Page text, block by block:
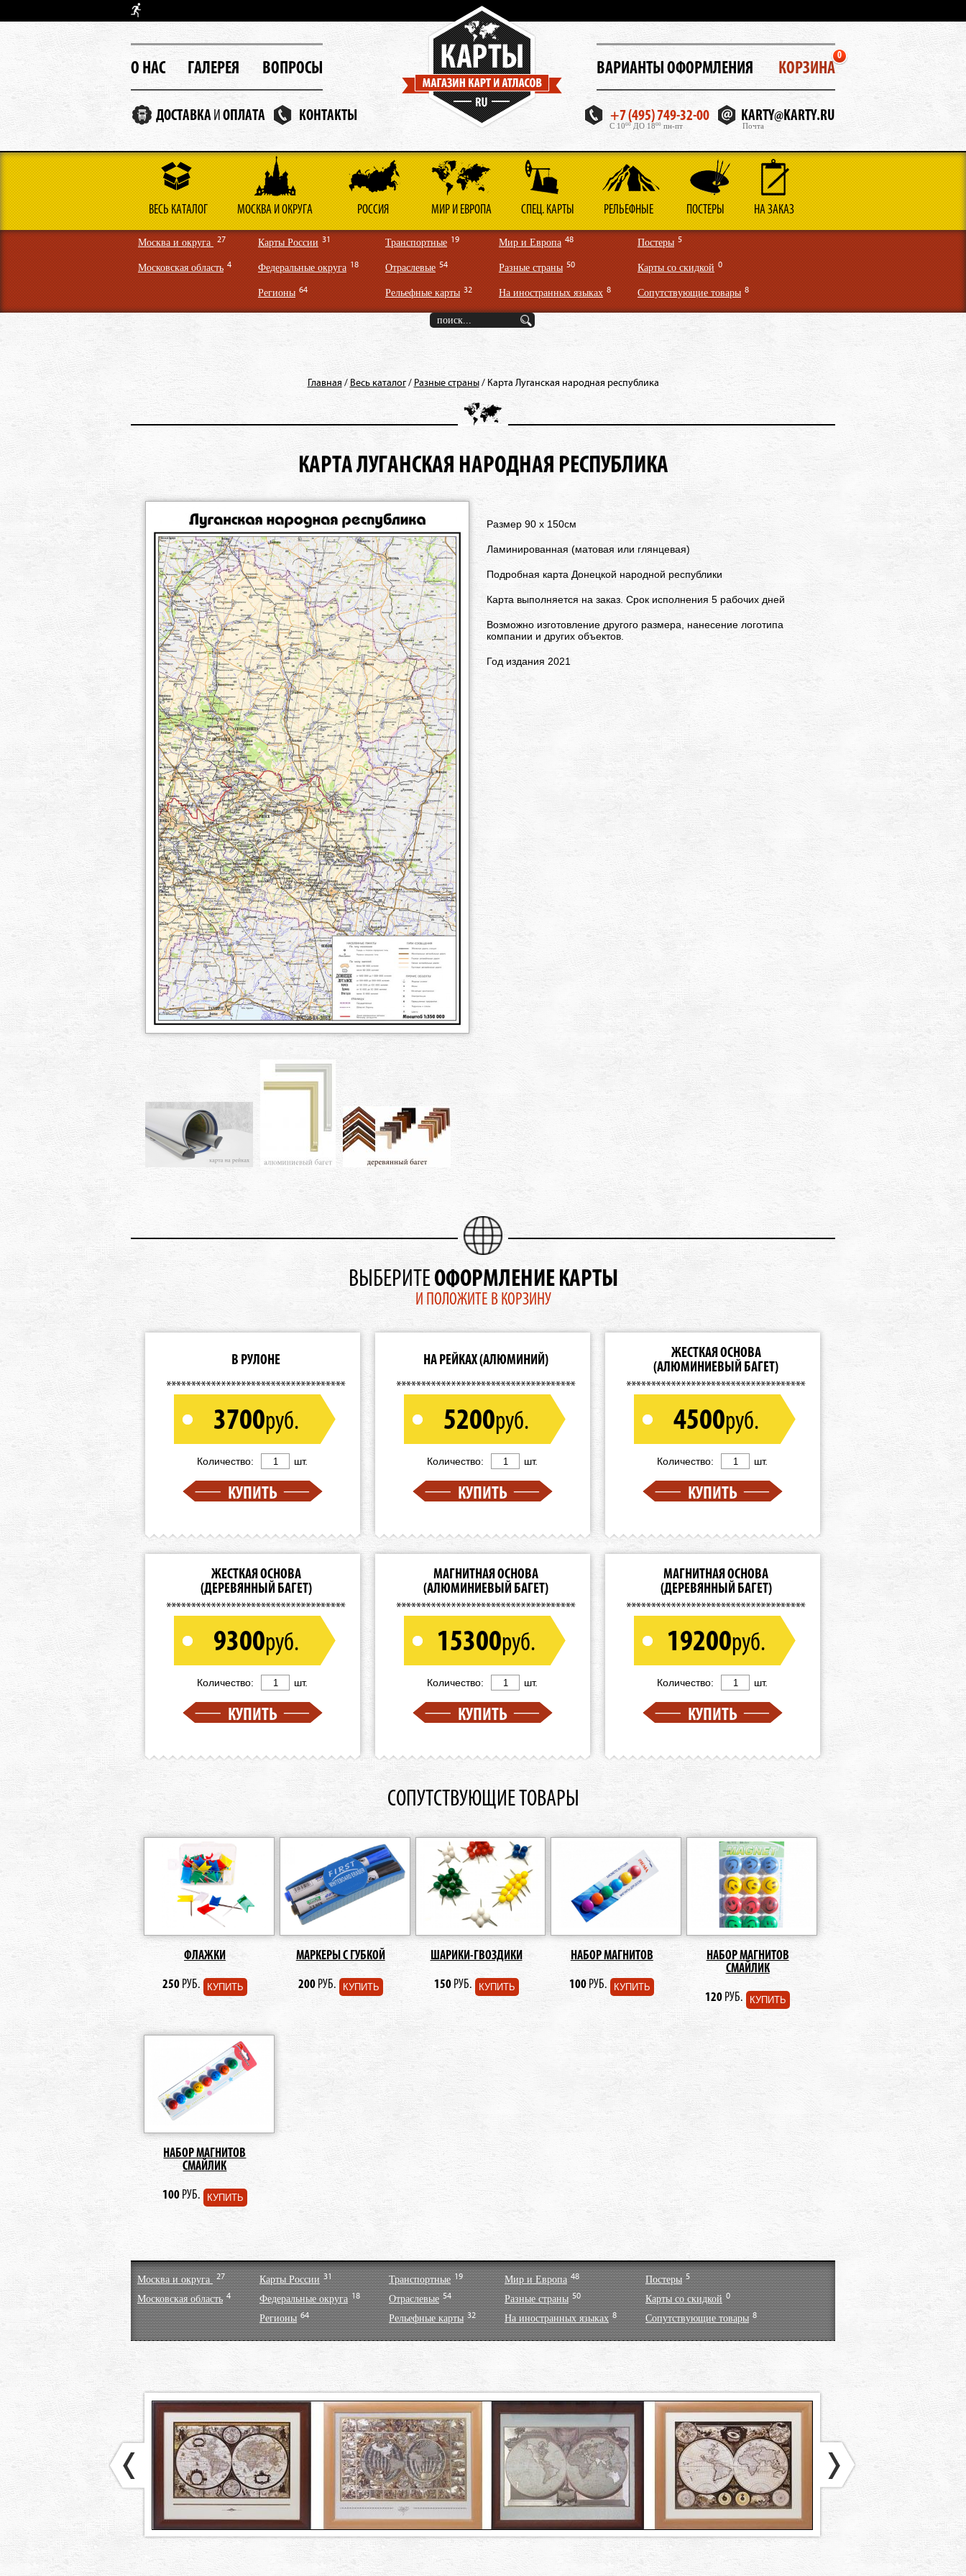
О НАС ГАЛЕРЕЯ ВОПРОСЫ ВАРИАНТЫ ОФОРМЛЕНИЯ КОРЗИНА
0
ДОСТАВКА ИОПЛАТА КОНТАКТЫ +7 (495) 749-32-00
C 1000 ДО 1800 пн-пт
KARTY@KARTY.RU
Почта
ВЕСЬ КАТАЛОГ МОСКВА И ОКРУГА РОССИЯ МИР И ЕВРОПА СПЕЦ. КАРТЫ РЕЛЬЕФНЫЕ ПОСТЕРЫ НА ЗАКАЗ
Москва и округа 27
Московская область 4
Карты России 31
Федеральные округа 18
Регионы 64
Транспортные 19
Отраслевые 54
Рельефные карты 32
Мир и Европа 48
Разные страны 50
На иностранных языках 8
Постеры 5
Карты со скидкой 0
Сопутствующие товары 8
Главная / Весь каталог / Разные страны / Карта Луганская народная республика
КАРТА ЛУГАНСКАЯ НАРОДНАЯ РЕСПУБЛИКА
Размер 90 х 150см
Ламинированная (матовая или глянцевая)
Подробная карта Донецкой народной республики
Карта выполняется на заказ. Срок исполнения 5 рабочих дней
Возможно изготовление другого размера, нанесение логотипа
компании и других объектов.
Год издания 2021
ВЫБЕРИТЕОФОРМЛЕНИЕ КАРТЫ
И ПОЛОЖИТЕ В КОРЗИНУ
В РУЛОНЕ
3700руб.
Количество: шт.
КУПИТЬ
НА РЕЙКАХ (АЛЮМИНИЙ)
5200руб.
Количество: шт.
КУПИТЬ
ЖЕСТКАЯ ОСНОВА
(АЛЮМИНИЕВЫЙ БАГЕТ)
4500руб.
Количество: шт.
КУПИТЬ
ЖЕСТКАЯ ОСНОВА
(ДЕРЕВЯННЫЙ БАГЕТ)
9300руб.
Количество: шт.
КУПИТЬ
МАГНИТНАЯ ОСНОВА
(АЛЮМИНИЕВЫЙ БАГЕТ)
15300руб.
Количество: шт.
КУПИТЬ
МАГНИТНАЯ ОСНОВА
(ДЕРЕВЯННЫЙ БАГЕТ)
19200руб.
Количество: шт.
КУПИТЬ
СОПУТСТВУЮЩИЕ ТОВАРЫ
ФЛАЖКИ
250РУБ. КУПИТЬ
МАРКЕРЫ С ГУБКОЙ
200РУБ. КУПИТЬ
ШАРИКИ-ГВОЗДИКИ
150РУБ. КУПИТЬ
НАБОР МАГНИТОВ
100РУБ. КУПИТЬ
НАБОР МАГНИТОВ
СМАЙЛИК
120РУБ. КУПИТЬ
НАБОР МАГНИТОВ
СМАЙЛИК
100РУБ. КУПИТЬ
Москва и округа 27
Московская область 4
Карты России 31
Федеральные округа 18
Регионы 64
Транспортные 19
Отраслевые 54
Рельефные карты 32
Мир и Европа 48
Разные страны 50
На иностранных языках 8
Постеры 5
Карты со скидкой 0
Сопутствующие товары 8